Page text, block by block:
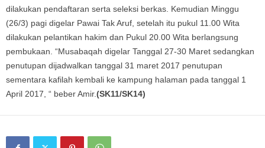
dilakukan pendaftaran serta seleksi berkas. Kemudian Minggu
(26/3) pagi digelar Pawai Tak Aruf, setelah itu pukul 11.00 Wita
dilakukan pelantikan hakim dan Pukul 20.00 Wita berlangsung
pembukaan. “Musabaqah digelar Tanggal 27-30 Maret sedangkan
penutupan dijadwalkan tanggal 31 maret 2017 penutupan
sementara kafilah kembali ke kampung halaman pada tanggal 1
April 2017, “ beber Amir.(SK11/SK14)